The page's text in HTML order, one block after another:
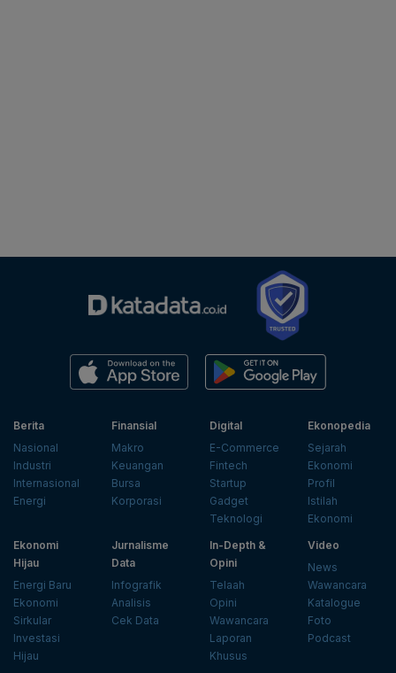
Berita
Nasional
Industri
Internasional
Energi
Finansial
Makro
Keuangan
Bursa
Korporasi
Digital
E-Commerce
Fintech
Startup
Gadget
Teknologi
Ekonopedia
Sejarah
Ekonomi
Profil
Istilah
Ekonomi
Ekonomi
Hijau
Energi Baru
Ekonomi
Sirkular
Investasi
Hijau
Jurnalisme
Data
Infografik
Analisis
Cek Data
In-Depth &
Opini
Telaah
Opini
Wawancara
Laporan
Khusus
Video
News
Wawancara
Katalogue
Foto
Podcast